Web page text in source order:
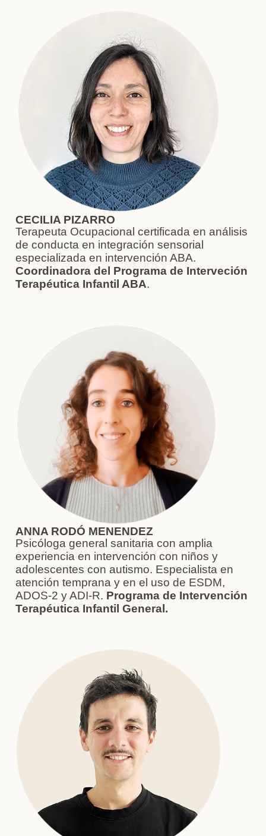
CECILIA PIZARRO
Terapeuta Ocupacional certificada en análisis
de conducta en integración sensorial
especializada en intervención ABA.
Coordinadora del Programa de Interveción
Terapéutica Infantil ABA.
ANNA RODÓ MENENDEZ
Psicóloga general sanitaria con amplia
experiencia en intervención con niños y
adolescentes con autismo. Especialista en
atención temprana y en el uso de ESDM,
ADOS-2 y ADI-R. Programa de Intervención
Terapéutica Infantil General.